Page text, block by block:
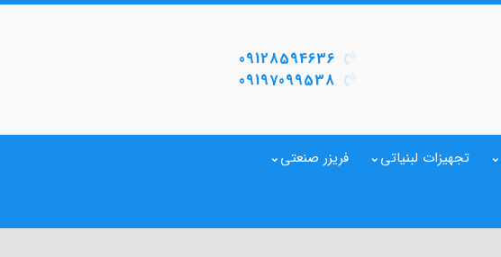
09128594636
09197099538
تجهیزات لبنیاتی فریزر صنعتی